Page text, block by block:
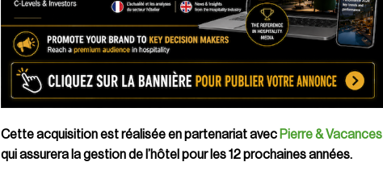
Cette acquisition est réalisée en partenariat avec Pierre & Vacances
qui assurera la gestion de l’hôtel pour les 12 prochaines années.